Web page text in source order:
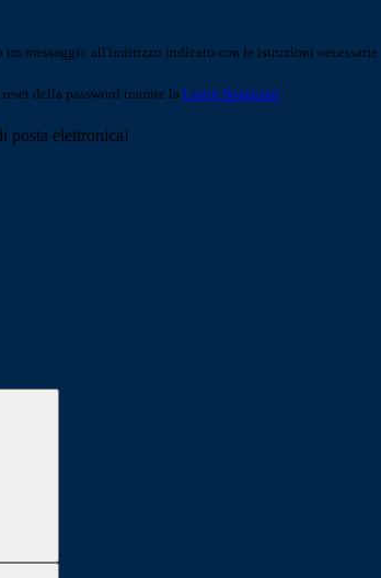
un messaggio all'indirizzo indicato con le istruzioni necessarie.
della password tramite la Login Spaggiari
posta elettronica!